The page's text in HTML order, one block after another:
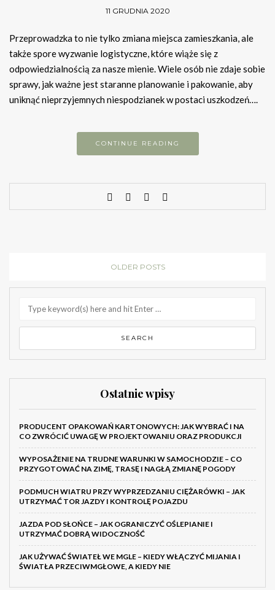
11 GRUDNIA 2020
Przeprowadzka to nie tylko zmiana miejsca zamieszkania, ale
także spore wyzwanie logistyczne, które wiąże się z
odpowiedzialnością za nasze mienie. Wiele osób nie zdaje sobie
sprawy, jak ważne jest staranne planowanie i pakowanie, aby
uniknąć nieprzyjemnych niespodzianek w postaci uszkodzeń….
CONTINUE READING
OLDER POSTS
Ostatnie wpisy
PRODUCENT OPAKOWAŃ KARTONOWYCH: JAK WYBRAĆ I NA
CO ZWRÓCIĆ UWAGĘ W PROJEKTOWANIU ORAZ PRODUKCJI
WYPOSAŻENIE NA TRUDNE WARUNKI W SAMOCHODZIE – CO
PRZYGOTOWAĆ NA ZIMĘ, TRASĘ I NAGŁĄ ZMIANĘ POGODY
PODMUCH WIATRU PRZY WYPRZEDZANIU CIĘŻARÓWKI – JAK
UTRZYMAĆ TOR JAZDY I KONTROLĘ POJAZDU
JAZDA POD SŁOŃCE – JAK OGRANICZYĆ OŚLEPIANIE I
UTRZYMAĆ DOBRĄ WIDOCZNOŚĆ
JAK UŻYWAĆ ŚWIATEŁ WE MGLE – KIEDY WŁĄCZYĆ MIJANIA I
ŚWIATŁA PRZECIWMGŁOWE, A KIEDY NIE